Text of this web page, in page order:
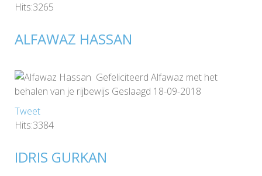
Hits:3265
ALFAWAZ HASSAN
Gefeliciteerd Alfawaz met het
behalen van je rijbewijs Geslaagd 18-09-2018
Tweet
Hits:3384
IDRIS GURKAN